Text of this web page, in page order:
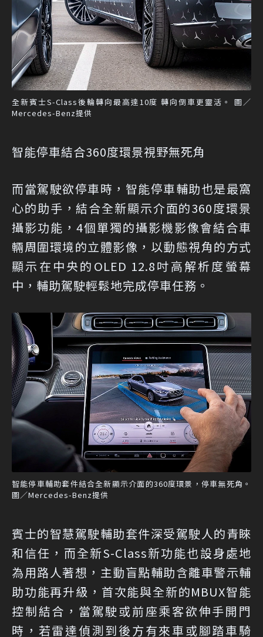
全新賓士S-Class後輪轉向最高達10度 轉向倒車更靈活。 圖／
Mercedes-Benz提供
智能停車結合360度環景視野無死角
而當駕駛欲停車時，智能停車輔助也是最窩
心的助手，結合全新顯示介面的360度環景
攝影功能，4個單獨的攝影機影像會結合車
輛周圍環境的立體影像，以動態視角的方式
顯示在中央的OLED 12.8吋高解析度螢幕
中，輔助駕駛輕鬆地完成停車任務。
智能停車輔助套件結合全新顯示介面的360度環景，停車無死角。
圖／Mercedes-Benz提供
賓士的智慧駕駛輔助套件深受駕駛人的青睞
和信任，而全新S-Class新功能也設身處地
為用路人著想，主動盲點輔助含離車警示輔
助功能再升級，首次能與全新的MBUX智能
控制結合，當駕駛或前座乘客欲伸手開門
時，若雷達偵測到後方有來車或腳踏車騎